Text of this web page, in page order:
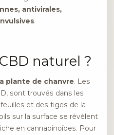
antivirales,
.
naturel ?
plante de chanvre. Les
sont trouvés dans les
et des tiges de la
sur la surface se révèlent
en cannabinoïdes. Pour